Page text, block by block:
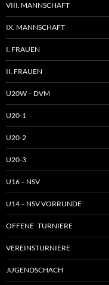
VIII. MANNSCHAFT
IX. MANNSCHAFT
I. FRAUEN
II. FRAUEN
U20W – DVM
U20-1
U20-2
U20-3
U16 – NSV
U14 – NSV VORRUNDE
OFFENE TURNIERE
VEREINSTURNIERE
JUGENDSCHACH